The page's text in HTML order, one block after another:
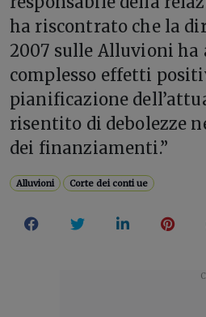
ha riscontrato che la
2007 sulle Alluvioni ha
complesso effetti
pianificazione
risentito di debolezze
dei finanziamenti.”
Alluvioni Corte dei conti ue